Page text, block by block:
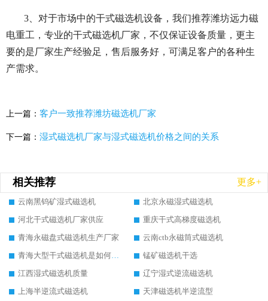
3、对于市场中的干式磁选机设备，我们推荐潍坊远力磁
电重工，专业的干式磁选机厂家，不仅保证设备质量，更主
要的是厂家生产经验足，售后服务好，可满足客户的各种生
产需求。
上一篇： 客户一致推荐潍坊磁选机厂家
下一篇： 湿式磁选机厂家与湿式磁选机价格之间的关系
相关推荐 更多+
云南黑钨矿湿式磁选机
北京永磁湿式磁选机
河北干式磁选机厂家供应
重庆干式高梯度磁选机
青海永磁盘式磁选机生产厂家
云南ctb永磁筒式磁选机
青海大型干式磁选机是如何选矿的
锰矿磁选机干选
江西湿式磁选机质量
辽宁湿式逆流磁选机
上海半逆流式磁选机
天津磁选机半逆流型